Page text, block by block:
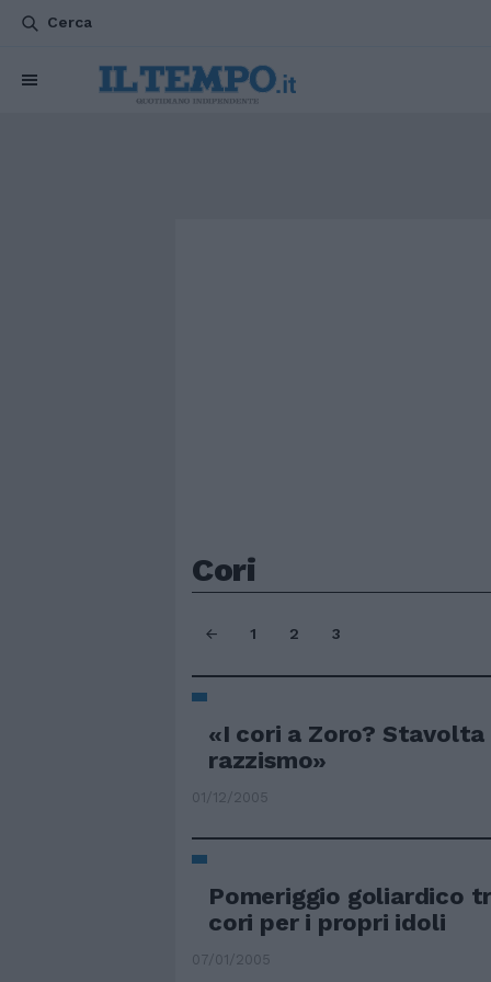
Cerca
Cori
1 2 3
«I cori a Zoro? Stavolta
razzismo»
01/12/2005
Pomeriggio goliardico
cori per i propri idoli
07/01/2005